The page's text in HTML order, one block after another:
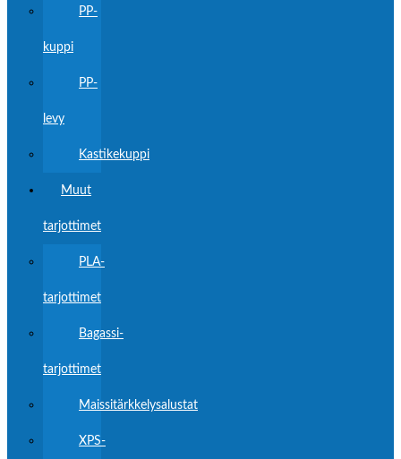
PP-
kuppi
PP-
levy
Kastikekuppi
Muut
tarjottimet
PLA-
tarjottimet
Bagassi-
tarjottimet
Maissitärkkelysalustat
XPS-